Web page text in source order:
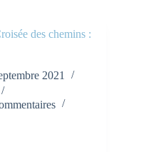
des chemins :
2021